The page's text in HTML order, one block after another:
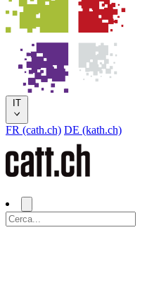
IT
FR (cath.ch) DE (kath.ch)